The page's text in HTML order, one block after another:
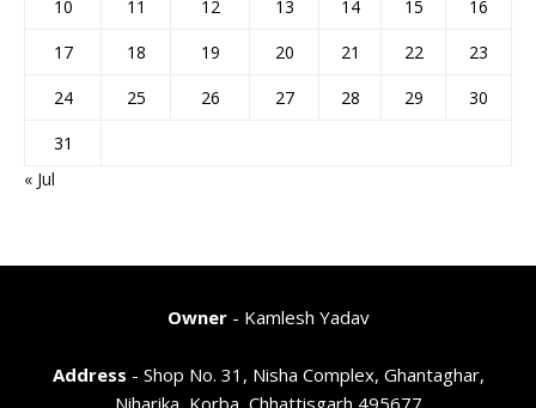
10
11 12 13 14 15
16
17
18 19 20 21 22
23
24
25 26 27 28 29
30
31
« Jul
Owner- Kamlesh Yadav
Address - Shop No. 31, Nisha Complex, Ghantaghar,
Niharika, Korba, Chhattisgarh 495677